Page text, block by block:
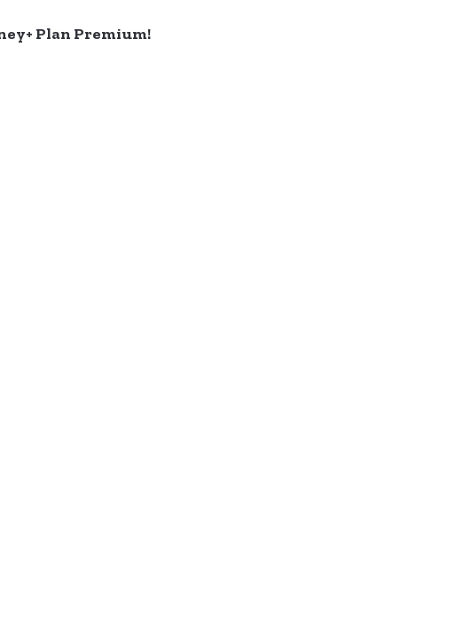
Plan Premium!